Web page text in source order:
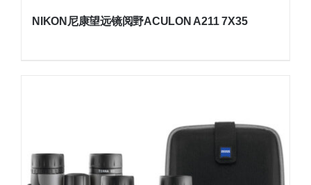
NIKON尼康望远镜阅野ACULON A211 7X35